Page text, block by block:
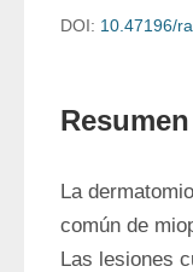
DOI: 10.47196/
Resumen
La
común de
Las lesiones